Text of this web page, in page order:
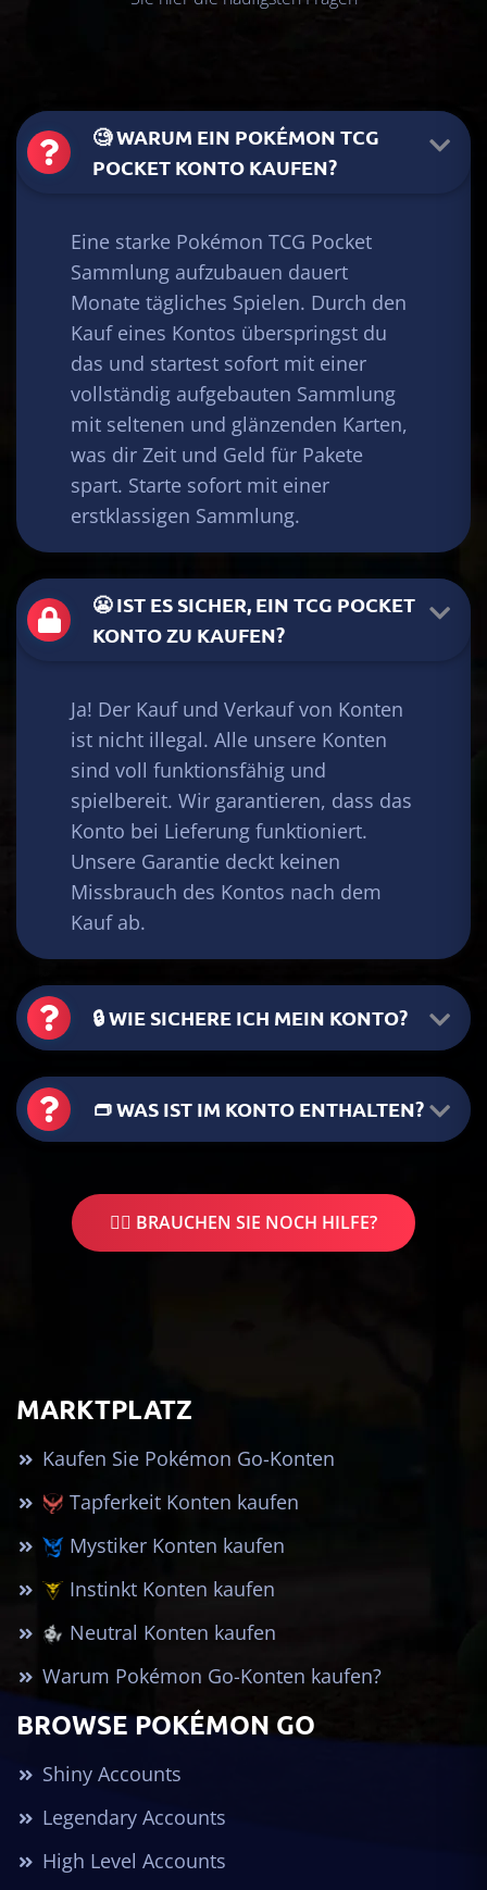
×2
×2
🧐 WARUM EIN POKÉMON TCG
POCKET KONTO KAUFEN?
Eine starke Pokémon TCG Pocket
Sammlung aufzubauen dauert
Monate tägliches Spielen. Durch den
Kauf eines Kontos überspringst du
das und startest sofort mit einer
vollständig aufgebauten Sammlung
mit seltenen und glänzenden Karten,
was dir Zeit und Geld für Pakete
spart. Starte sofort mit einer
erstklassigen Sammlung.
😬 IST ES SICHER, EIN TCG POCKET
KONTO ZU KAUFEN?
Ja! Der Kauf und Verkauf von Konten
ist nicht illegal. Alle unsere Konten
sind voll funktionsfähig und
spielbereit. Wir garantieren, dass das
Konto bei Lieferung funktioniert.
Unsere Garantie deckt keinen
Missbrauch des Kontos nach dem
Kauf ab.
🔒 WIE SICHERE ICH MEIN KONTO?
👝 WAS IST IM KONTO ENTHALTEN?
🤷‍♂️ BRAUCHEN SIE NOCH HILFE?
MARKTPLATZ
Kaufen Sie Pokémon Go-Konten
Tapferkeit Konten kaufen
Mystiker Konten kaufen
Instinkt Konten kaufen
Neutral Konten kaufen
Warum Pokémon Go-Konten kaufen?
BROWSE POKÉMON GO
Shiny Accounts
Legendary Accounts
High Level Accounts